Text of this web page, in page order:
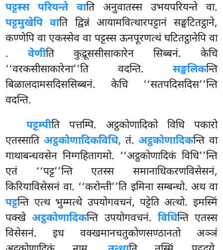
पट्टस्स परियन्ते वाति अनुवातस्स उभयपरियन्ते वा.
पट्टमुखेपि वाति द्विन्नं आयामवित्थारपट्टानं सङ्घटितट्ठाने,
कण्णेपि वा एकस्सेव वा पट्टस्स ऊनपूरणत्थं घटितट्ठानेपि वा
.वेणीति कुद्रूससीसाकारेन सिब्बनं. केचि
‘‘वरकसीसाकारेना’’ति वदन्ति. सङ्खलिकन्ति
बिळालदामसदिससिब्बनं. केचि ‘‘सतपदिसदिस’’न्ति
वदन्ति.
पट्टम्पीति पत्तम्पि. अट्ठकोणादिको विधि पकारो
एतस्साति अट्ठकोणादिकविधि, तं.अट्ठकोणादिकन्ति वा
गाथाबन्धवसेन निग्गहितागमो. ‘‘अट्ठकोणादिकं विधि’’न्ति
एतं ‘‘पट्ट’’न्ति एतस्स समानाधिकरणविसेसनं,
किरियाविसेसनं वा. ‘‘करोन्ती’’ति इमिना सम्बन्धो. अथ वा
पट्टन्ति एत्थ भुम्मत्थे उपयोगवचनं, पट्टेति अत्थो. इमस्मिं
पक्खेअट्ठकोणादिकन्ति उपयोगवचनं. विधिन्ति एतस्स
विसेसनं. इध वक्खमानचतुकोणसण्ठानतो अञ्ञं